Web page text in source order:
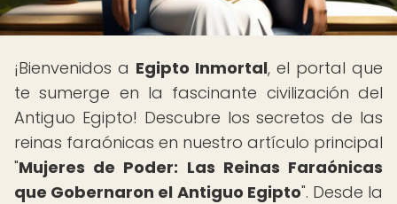
¡Bienvenidos a Egipto Inmortal, el portal que
te sumerge en la fascinante civilización del
Antiguo Egipto! Descubre los secretos de las
reinas faraónicas en nuestro artículo principal
"Mujeres de Poder: Las Reinas Faraónicas
que Gobernaron el Antiguo Egipto". Desde la